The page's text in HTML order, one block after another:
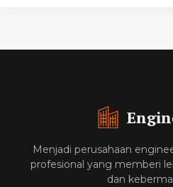
Menjadi perusahaan
profesional yang memberi
dan